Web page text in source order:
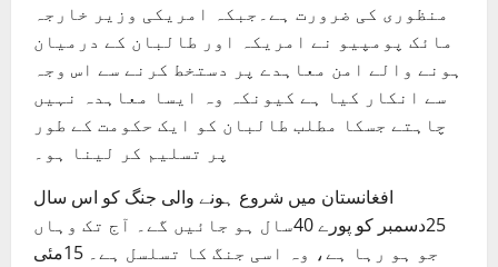
منظوری کی ضرورت ہے۔جبکہ امریکی وزیر خارجہ
مائک پومپیو نے امریکہ اور طالبان کے درمیان
ہونے والے امن معاہدے پر دستخط کرنے سے اس وجہ
سے انکار کیا ہے کیونکہ وہ ایسا معاہدہ نہیں
چاہتے جسکا مطلب طالبان کو ایک حکومت کے طور
پر تسلیم کر لینا ہو۔
افغانستان میں شروع ہونے والی جنگ کو اس سال
25دسمبر کو پورے 40سال ہو جائیں گے۔ آج تک وہاں
جو ہو رہا ہے، وہ اسی جنگ کا تسلسل ہے۔ 15مئی